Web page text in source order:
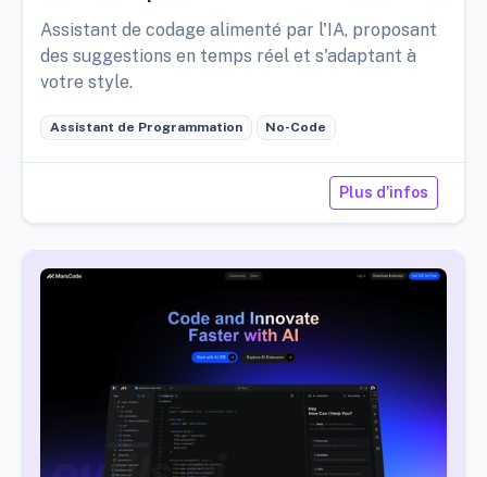
Assistant de codage alimenté par l'IA, proposant
des suggestions en temps réel et s'adaptant à
votre style.
Assistant de Programmation No-Code
Plus d'infos